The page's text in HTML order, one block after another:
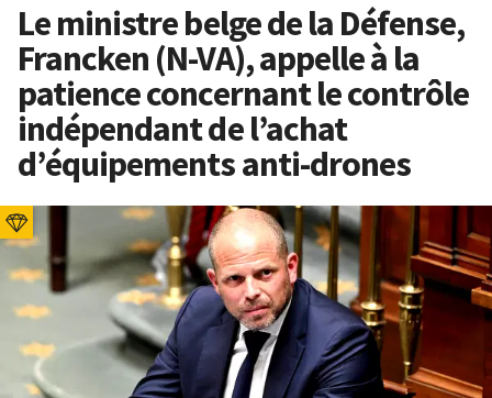
Le ministre belge de la Défense,
Francken (N-VA), appelle à la
patience concernant le contrôle
indépendant de l’achat
d’équipements anti-drones